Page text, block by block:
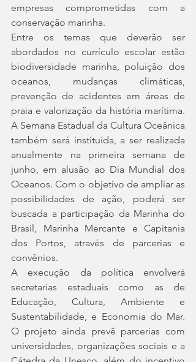
empresas comprometidas com a
conservação marinha.
Entre os temas que deverão ser
abordados no currículo escolar estão
biodiversidade marinha, poluição dos
oceanos, mudanças climáticas,
prevenção de acidentes em áreas de
praia e valorização da história marítima.
A Semana Estadual da Cultura Oceânica
também será instituída, a ser realizada
anualmente na primeira semana de
junho, em alusão ao Dia Mundial dos
Oceanos. Com o objetivo de ampliar as
possibilidades de ação, poderá ser
buscada a participação da Marinha do
Brasil, Marinha Mercante e Capitania
dos Portos, através de parcerias e
convênios.
A execução da política envolverá
secretarias estaduais como as de
Educação, Cultura, Ambiente e
Sustentabilidade, e Economia do Mar.
O projeto ainda prevê parcerias com
universidades, organizações sociais e a